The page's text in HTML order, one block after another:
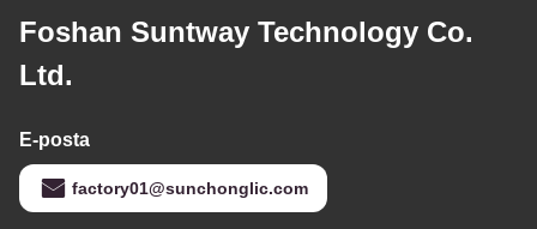
Foshan Suntway Technology Co.
Ltd.
E-posta
factory01@sunchonglic.com